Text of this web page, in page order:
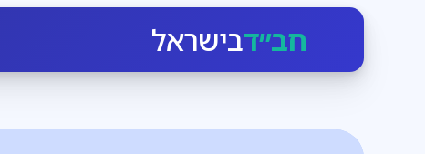
חב״דבישראל